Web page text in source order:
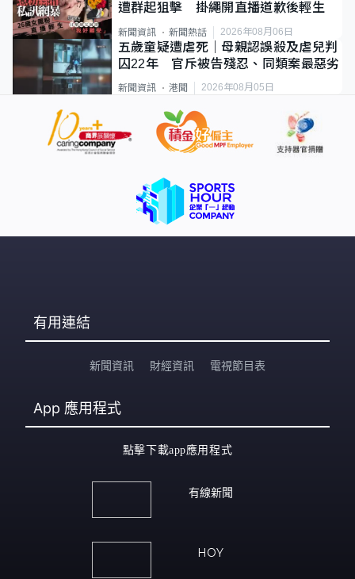
遭群起狙擊 掛繩開直播道歉後輕生
新聞資訊 新聞熱話 2026年08月06日
五歲童疑遭虐死｜母親認誤殺及虐兒判
囚22年 官斥被告殘忍、同類案最惡劣
新聞資訊 港聞 2026年08月05日
有用連結
新聞資訊 財經資訊 電視節目表
App 應用程式
點擊下載app應用程式
有線新聞
HOY